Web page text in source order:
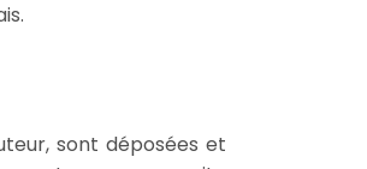
sont déposées et